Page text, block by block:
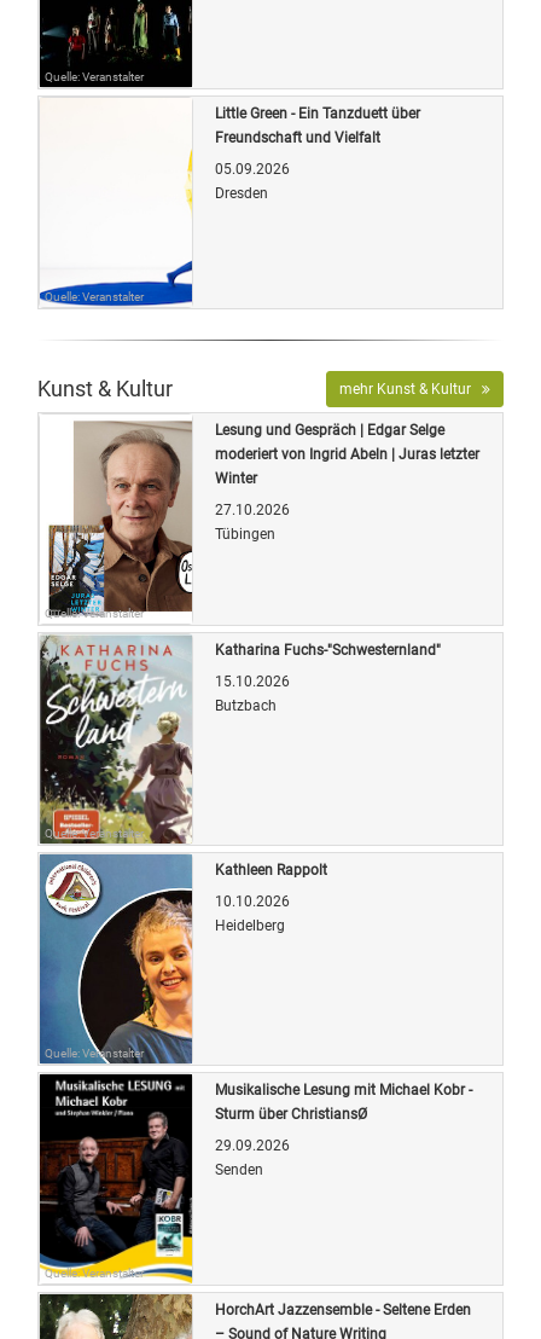
Quelle: Veranstalter
Quelle: Veranstalter
Little Green - Ein Tanzduett über
Freundschaft und Vielfalt
05.09.2026
Dresden
Kunst & Kultur mehr Kunst & Kultur
Quelle: Veranstalter
Lesung und Gespräch | Edgar Selge
moderiert von Ingrid Abeln | Juras letzter
Winter
27.10.2026
Tübingen
Quelle: Veranstalter
Katharina Fuchs-"Schwesternland"
15.10.2026
Butzbach
Quelle: Veranstalter
Kathleen Rappolt
10.10.2026
Heidelberg
Quelle: Veranstalter
Musikalische Lesung mit Michael Kobr -
Sturm über ChristiansØ
29.09.2026
Senden
HorchArt Jazzensemble - Seltene Erden
– Sound of Nature Writing